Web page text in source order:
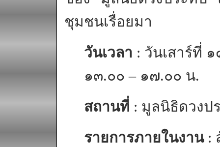
ชุมชนเรื่อยมา
วันเวลา : วันเสาร์ที่
๑๓.๐๐ – ๑๗.๐๐ น.
สถานที่ : มูลนิธิดวงป
รายการภายในงาน: